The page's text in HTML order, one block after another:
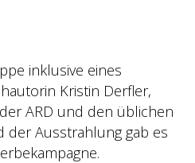
inklusive eines
Kristin Derfler,
ARD und den üblichen
der Ausstrahlung gab es